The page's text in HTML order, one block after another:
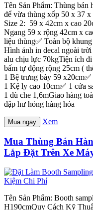
Tên Sản Phẩm: Thùng bán
để vừa thùng xốp 50 x 37
Size 2: 59 x 42cm x cao
Ngang 59 x rộng 42cm x
liệu thùng✅ Toàn bộ
Hình ảnh in decal ngoài
alu chịu lực 70kgTiện ích
bấm tự động rộng 25cm (
1 Bệ trưng bày 59
1 Kệ ly cao 10cm✅ 1 cửa
1 dù che 1,6mGiao hàng
đập hư hỏng hàng hóa
Mua ngay Xem
Mua Thùng Bán
Lắp Đặt Trên Xe
Tên Sản Phẩm: Booth
H190cmQuy Cách Kỹ